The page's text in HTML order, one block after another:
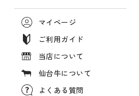
マイページ
ご利用ガイド
当店について
仙台牛について
よくある質問